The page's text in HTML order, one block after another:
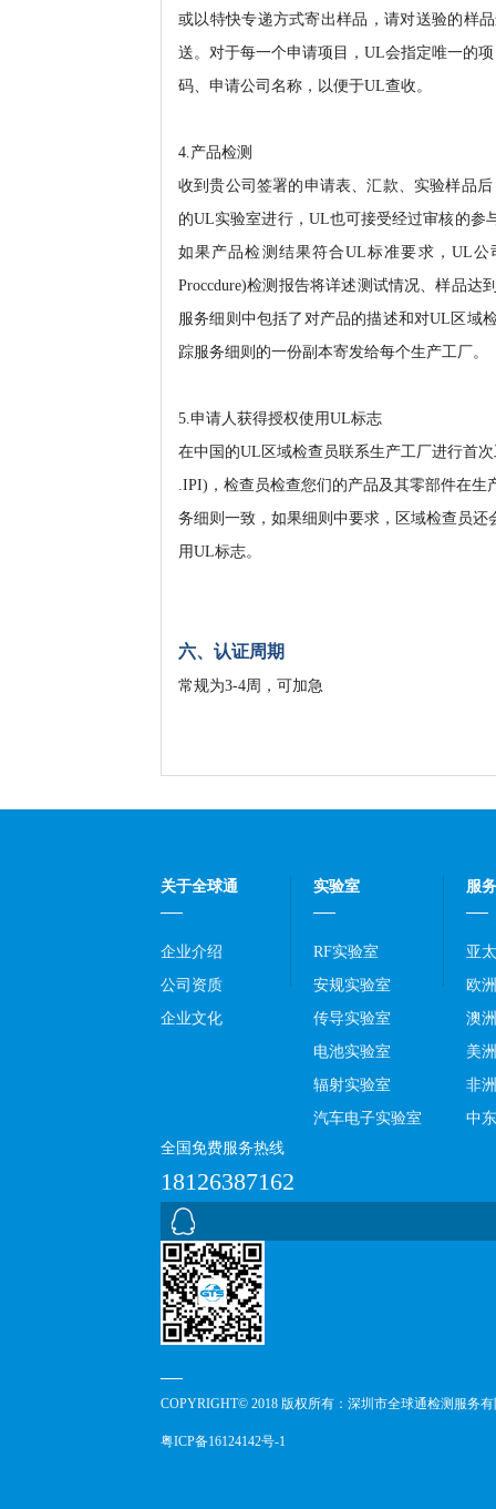
或以特快专递方式寄出样品，请对送验的样
送。对于每一个申请项目，UL会指定唯一的
码、申请公司名称，以便于UL查收。
4.产品检测
收到贵公司签署的申请表、汇款、实验样品
的UL实验室进行，UL也可接受经过审核的参
如果产品检测结果符合UL标准要求，UL公
Proccdure)检测报告将详述测试情况、样品
服务细则中包括了对产品的描述和对UL区域
踪服务细则的一份副本寄发给每个生产工厂。
5.申请人获得授权使用UL标志
在中国的UL区域检查员联系生产工厂进行首
.IPI)，检查员检查您们的产品及其零部件在
务细则一致，如果细则中要求，区域检查员
用UL标志。
六、认证周期
常规为3-4周，可加急
关于全球通
企业介绍
公司资质
企业文化
实验室
RF实验室
安规实验室
传导实验室
电池实验室
辐射实验室
汽车电子实验室
服
亚
欧洲
澳洲
美洲
非洲
中东
全国免费服务热线
18126387162
COPYRIGHT© 2018 版权所有：深圳市全球通检测服务
粤ICP备16124142号-1